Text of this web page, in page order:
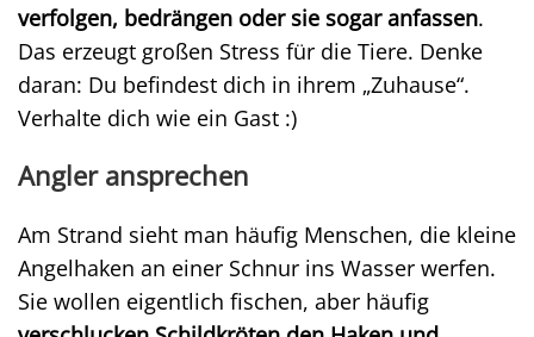
verfolgen, bedrängen oder sie sogar anfassen.
Das erzeugt großen Stress für die Tiere. Denke
daran: Du befindest dich in ihrem „Zuhause“.
Verhalte dich wie ein Gast :)
Angler ansprechen
Am Strand sieht man häufig Menschen, die kleine
Angelhaken an einer Schnur ins Wasser werfen.
Sie wollen eigentlich fischen, aber häufig